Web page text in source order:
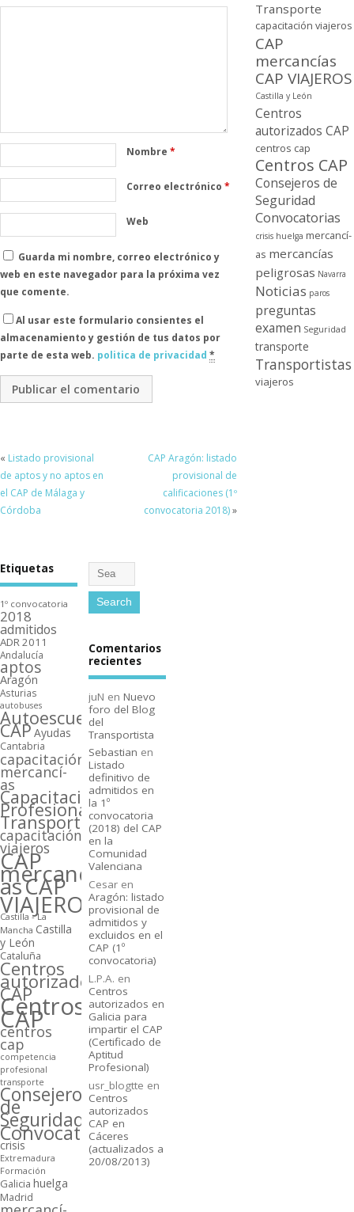
Nombre*
Correo electrónico*
Web
Guarda mi nombre, correo electrónico y
web en este navegador para la próxima vez
que comente.
Al usar este formulario consientes el
almacenamiento y gestión de tus datos por
parte de esta web. politica de privacidad *
« Listado provisional
de aptos y no aptos en
el CAP de Málaga y
Córdoba
CAP Aragón: listado
provisional de
calificaciones (1º
convocatoria 2018)»
Transporte
capacitación viajeros
CAP
mercancí­as
CAP VIAJEROS
Castilla y León
Centros
autorizados CAP
centros cap
Centros CAP
Consejeros de
Seguridad
Convocatorias
crisis huelga mercancí­
as mercancí­as
peligrosas Navarra
Noticias paros
preguntas
examen Seguridad
transporte
Transportistas
viajeros
Etiquetas
1º convocatoria
2018
admitidos
ADR 2011
Andalucí­a
aptos
Aragón
Asturias
autobuses
Autoescuelas
CAPAyudas
Cantabria
capacitación
mercancí­
as
Capacitación
Profesional
Transporte
capacitación
viajeros
CAP
mercancí­
asCAP
VIAJEROS
Castilla - La
Mancha Castilla
y León
Cataluña
Centros
autorizados
CAP
Centros
CAP
centros
cap
competencia
profesional
transporte
Consejeros
de
Seguridad
Convocatorias
crisis
Extremadura
Formación
Galicia huelga
Madrid
Comentarios
recientes
juN en Nuevo
foro del Blog
del
Transportista
Sebastian en
Listado
definitivo de
admitidos en
la 1º
convocatoria
(2018) del CAP
en la
Comunidad
Valenciana
Cesaren
Aragón: listado
provisional de
admitidos y
excluidos en el
CAP (1º
convocatoria)
L.P.A. en
Centros
autorizados en
Galicia para
impartir el CAP
(Certificado de
Aptitud
Profesional)
usr_blogtte en
Centros
autorizados
CAP en
Cáceres
(actualizados a
20/08/2013)